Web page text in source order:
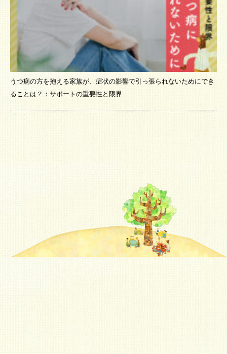
うつ病の方を抱える家族が、症状の影響で引っ張られないためにでき
ることは？：サポートの重要性と限界